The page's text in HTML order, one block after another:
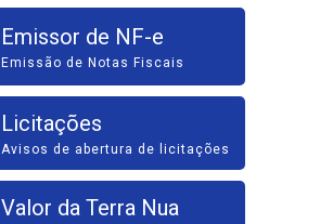
Emissor de NF-e
Emissão de Notas Fiscais
Licitações
Avisos de abertura de licitações
Valor da Terra Nua